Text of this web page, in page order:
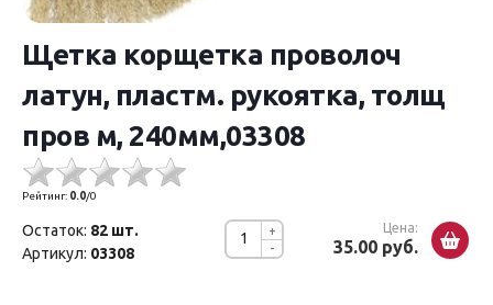
Щетка корщетка проволоч
латун, пластм. рукоятка, толщ
пров м, 240мм,03308
Рейтинг: 0.0/0
-
+ Цена:
35.00 руб.
Остаток: 82 шт.
Артикул: 03308